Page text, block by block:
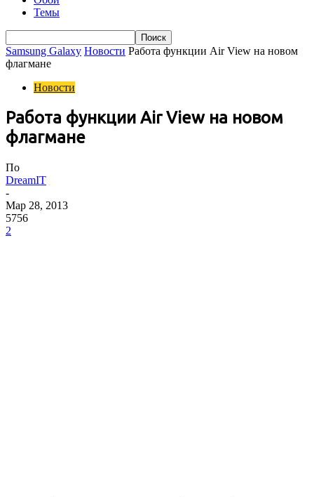
Темы
Samsung Galaxy Новости Работа функции Air View на новом
флагмане
Новости
Работа функции Air View на новом
флагмане
По
DreamIT
-
Мар 28, 2013
5756
2